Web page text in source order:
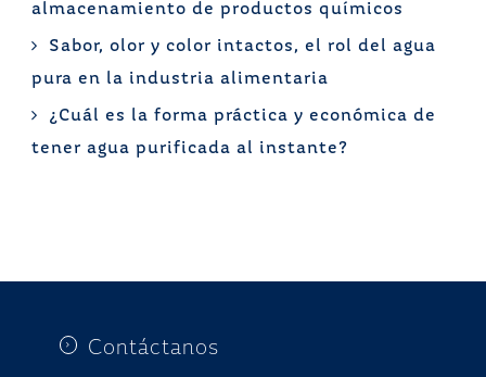
almacenamiento de productos químicos
Sabor, olor y color intactos, el rol del agua
pura en la industria alimentaria
¿Cuál es la forma práctica y económica de
tener agua purificada al instante?
Contáctanos